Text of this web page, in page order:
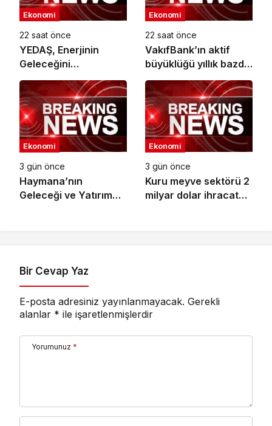
Ekonomi
22 saat önce
YEDAŞ, Enerjinin
Geleceğini
Şekillendirecek Genç
Yetenekleri Arıyor
Ekonomi
22 saat önce
VakıfBank’ın aktif
büyüklüğü yıllık bazda
yüzde 28 artışla 5,8
trilyon TL’yi aştı
Ekonomi
3 gün önce
Haymana’nın
Geleceği ve Yatırım
Ekonomi
3 gün önce
Kuru meyve sektörü 2
milyar dolar ihracat
Bir Cevap Yaz
E-posta adresiniz yayınlanmayacak. Gerekli
alanlar * ile işaretlenmişlerdir
Yorumunuz *